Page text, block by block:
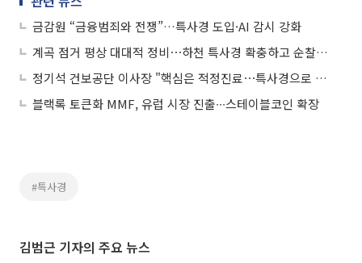
금감원 “금융범죄와 전쟁”…특사경 도입·AI 감시 강화
계곡 점거 평상 대대적 정비⋯하천 특사경 확충하고 순찰대 운영
정기석 건보공단 이사장 "핵심은 적정진료⋯특사경으로 재정누수 차단"
블랙록 토큰화 MMF, 유럽 시장 진출∙∙∙스테이블코인 확장
#특사경
김범근 기자의 주요 뉴스